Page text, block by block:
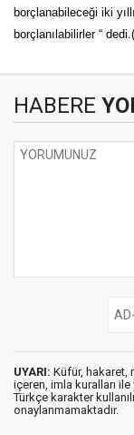
borçlanabileceği iki
borçlanılabilirler “ dedi.(
HABERE
UYARI: Küfür, hakaret,
içeren, imla kuralları ile
Türkçe karakter
onaylanmamaktadır.